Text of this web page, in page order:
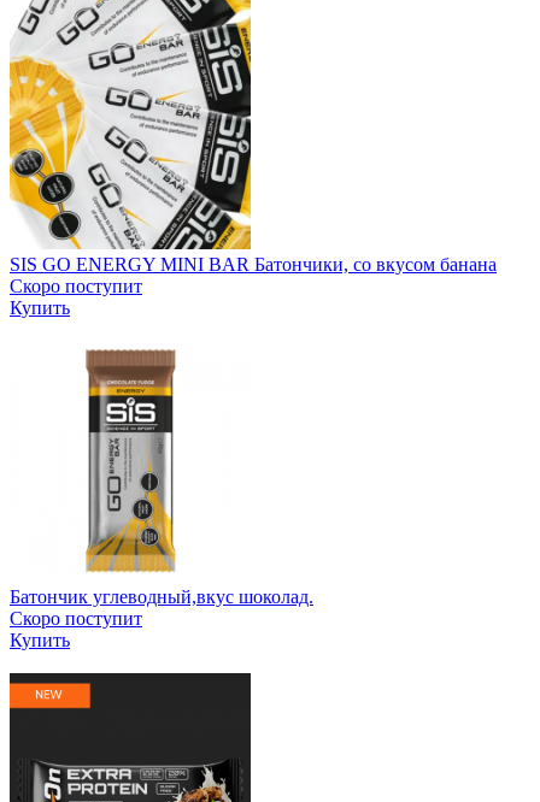
SIS GO ENERGY MINI BAR Батончики, со вкусом банана
Скоро поступит
Купить
Батончик углеводный,вкус шоколад.
Скоро поступит
Купить